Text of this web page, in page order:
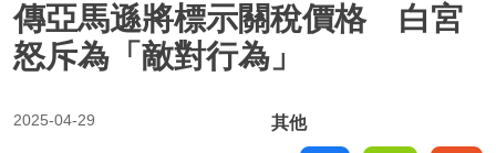
傳亞馬遜將標示關稅價格 白宮
怒斥為「敵對行為」
2025-04-29 其他